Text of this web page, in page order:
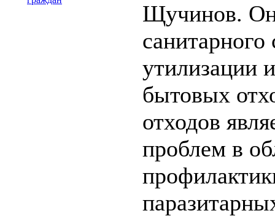
Щучинов. Он
утилизации
бытовых
отходов
проблем в